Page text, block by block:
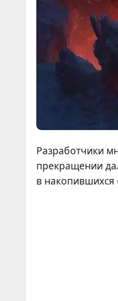
Разработчики
прекращении
в